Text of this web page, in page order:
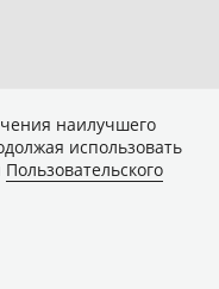
наилучшего
использовать
Пользовательского